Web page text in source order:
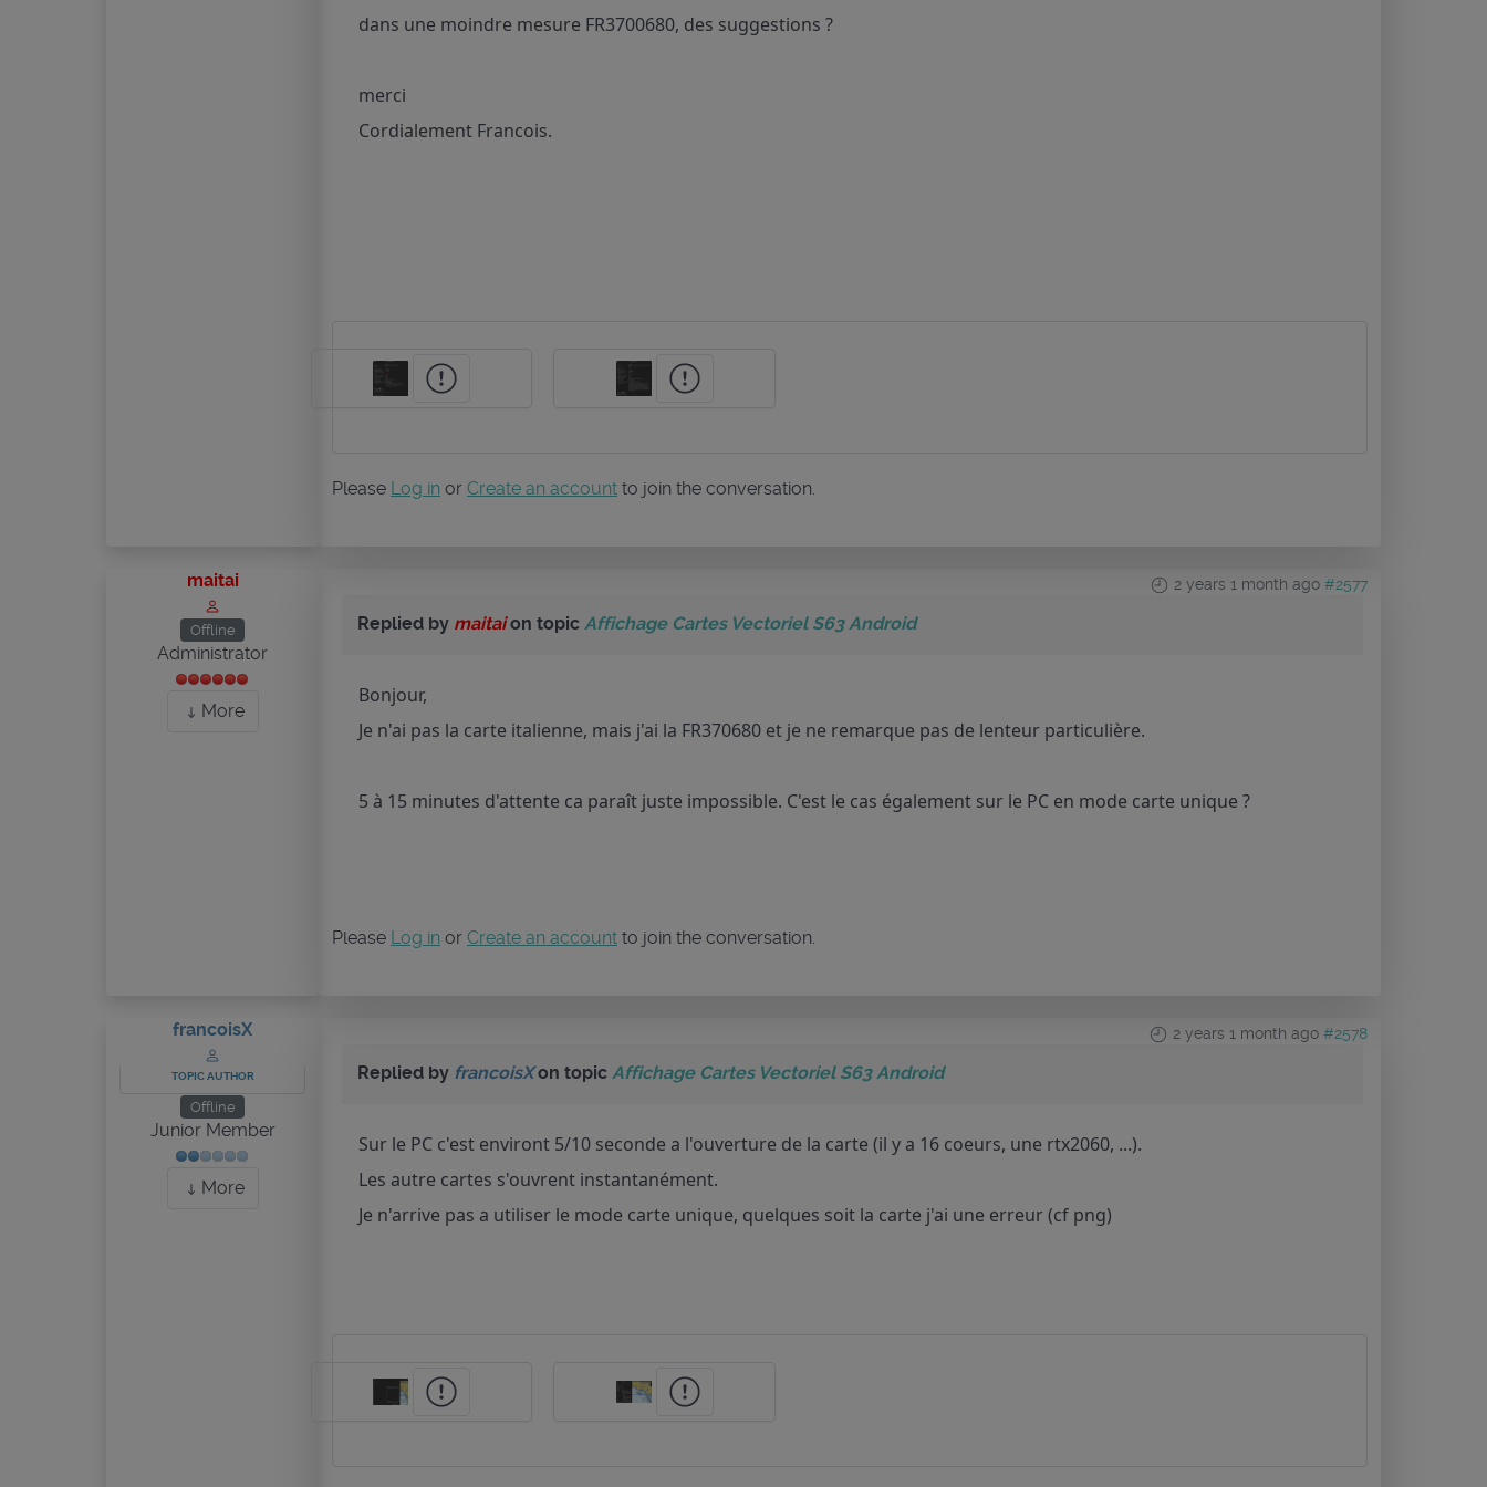
dans une moindre mesure FR3700680, des suggestions ?
merci
Cordialement Francois.
Please Log in or Create an account to join the conversation.
maitai
Offline
Administrator
More
2 years 1 month ago #2577
Replied by maitaion topic Affichage Cartes Vectoriel S63 Android
Bonjour,
Je n'ai pas la carte italienne, mais j'ai la FR370680 et je ne remarque pas de lenteur particulière.
5 à 15 minutes d'attente ca paraît juste impossible. C'est le cas également sur le PC en mode carte unique ?
Please Log in or Create an account to join the conversation.
francoisX
TOPIC AUTHOR
Offline
Junior Member
More
2 years 1 month ago #2578
Replied by francoisXon topic Affichage Cartes Vectoriel S63 Android
Sur le PC c'est environt 5/10 seconde a l'ouverture de la carte (il y a 16 coeurs, une rtx2060, ...).
Les autre cartes s'ouvrent instantanément.
Je n'arrive pas a utiliser le mode carte unique, quelques soit la carte j'ai une erreur (cf png)